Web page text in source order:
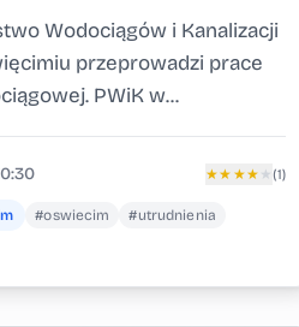
Wodociągów i Kanalizacji
przeprowadzi prace
PWiK w...
★★ ★★ ★ (1)
#oswiecim
#utrudnienia